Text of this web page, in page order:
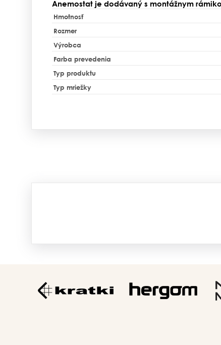
Anemostat je dodávaný s montážnym
Hmotnosť
Rozmer
Výrobca
Farba prevedenia
Typ produktu
Typ mriežky